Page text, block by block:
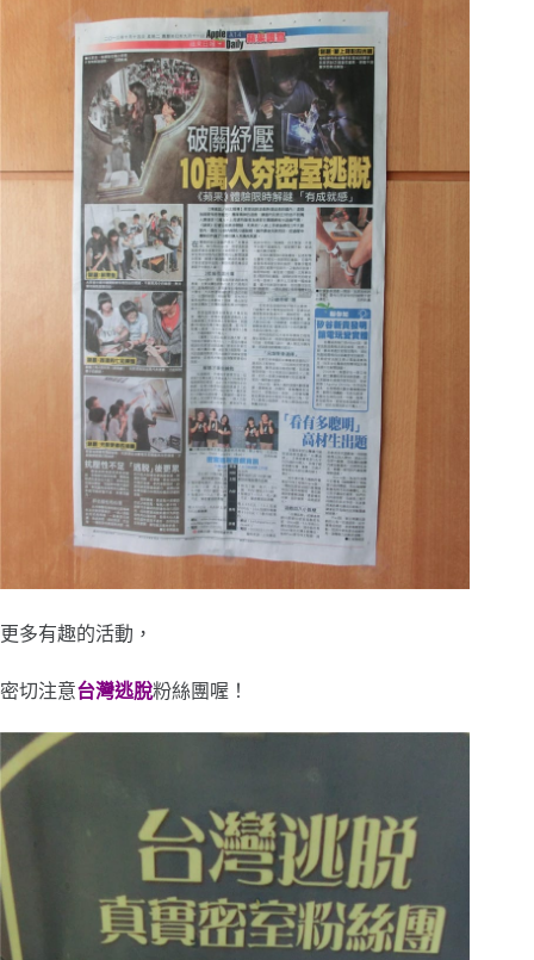
更多有趣的活動，
密切注意台灣逃脫粉絲團喔！